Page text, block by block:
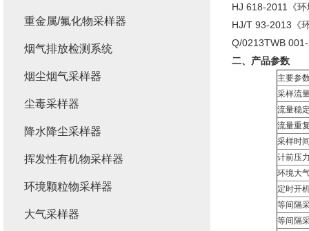
HJ 618-2011《
HJ/T 93-2013《
Q/0213TWB
二、产品参数
主要参
采样流
流量稳
流量重
采样时
计前压
环境大
定时开
等间隔
等间隔
重金属/氟化物采样器
烟气排放检测系统
烟尘烟气采样器
尘毒采样器
降水降尘采样器
挥发性有机物采样器
环境颗粒物采样器
大气采样器